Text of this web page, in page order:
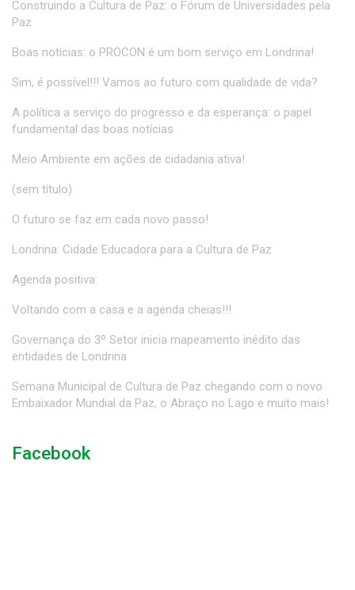
Construindo a Cultura de Paz: o Fórum de Universidades pela
Paz
Boas notícias: o PROCON é um bom serviço em Londrina!
Sim, é possível!!! Vamos ao futuro com qualidade de vida?
A política a serviço do progresso e da esperança: o papel
fundamental das boas notícias
Meio Ambiente em ações de cidadania ativa!
(sem título)
O futuro se faz em cada novo passo!
Londrina: Cidade Educadora para a Cultura de Paz
Agenda positiva:
Voltando com a casa e a agenda cheias!!!
Governança do 3º Setor inicia mapeamento inédito das
entidades de Londrina
Semana Municipal de Cultura de Paz chegando com o novo
Embaixador Mundial da Paz, o Abraço no Lago e muito mais!
Facebook